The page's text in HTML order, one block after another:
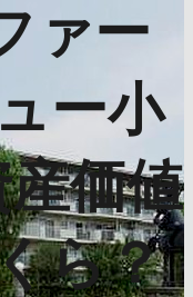
ァー
ー小
産価値
ら？